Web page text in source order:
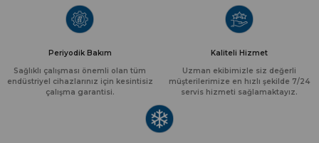
Periyodik Bakım
Sağlıklı çalışması önemli olan tüm
endüstriyel cihazlarınız için kesintisiz
çalışma garantisi.
Kaliteli Hizmet
Uzman ekibimizle siz değerli
müşterilerimize en hızlı şekilde 7/24
servis hizmeti sağlamaktayız.